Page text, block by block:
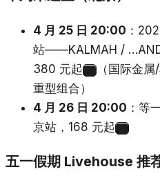
4 月 25 日 20:00 ：
站——KALMAH / …AND
380 元起
（国际金
重型组合）
4 月 26 日 20:00 ：等
京站，168 元起
五一假期 Livehouse 推